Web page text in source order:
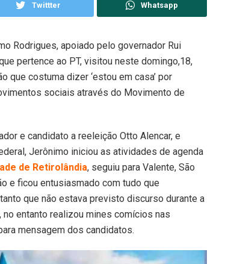
Twittter Whatsapp
Rodrigues, apoiado pelo governador Rui
pertence ao PT, visitou neste domingo,18,
costuma dizer ‘estou em casa’ por
sociais através do Movimento de
e candidato a reeleição Otto Alencar, e
Jerônimo iniciou as atividades de agenda
de Retirolândia, seguiu para Valente, São
e ficou entusiasmado com tudo que
que não estava previsto discurso durante a
entanto realizou mines comícios nas
mensagem dos candidatos.